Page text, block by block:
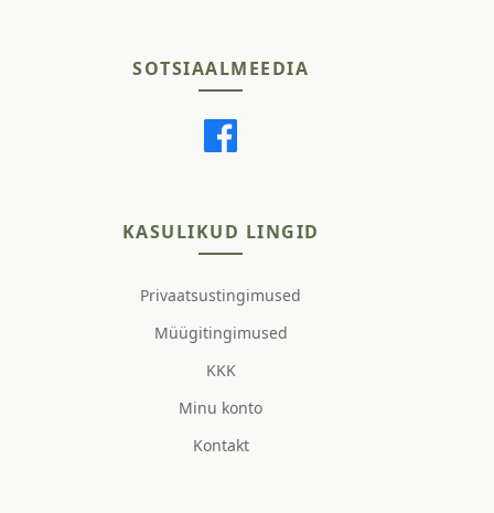
SOTSIAALMEEDIA
KASULIKUD LINGID
Privaatsustingimused
Müügitingimused
KKK
Minu konto
Kontakt